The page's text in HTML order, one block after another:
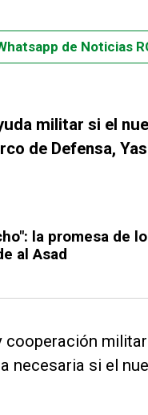
de Noticias
militar si el
de Defensa,
la promesa de
al Asad
cooperación
necesaria si el